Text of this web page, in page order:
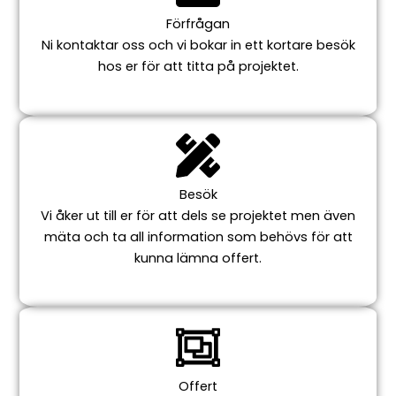
Förfrågan
Ni kontaktar oss och vi bokar in ett kortare besök
hos er för att titta på projektet.
Besök
Vi åker ut till er för att dels se projektet men även
mäta och ta all information som behövs för att
kunna lämna offert.
Offert